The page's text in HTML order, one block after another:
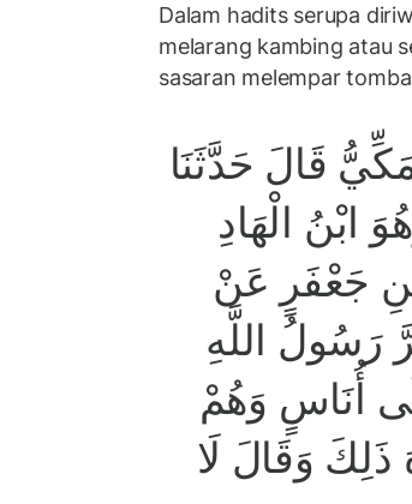
Dalam hadits serupa
melarang kambing atau
sasaran melempar
قَالَ حَدَّثَنَا
ابْنُ الْهَادِ
جَعْفَرٍ عَنْ
رَسُولُ اللَّهِ
أُنَاسٍ وَهُمْ
ذَلِكَ وَقَالَ لَا